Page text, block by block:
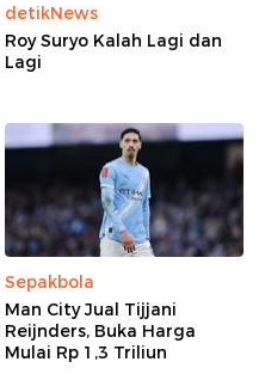
detikNews
Roy Suryo Kalah Lagi dan
Lagi
Sepakbola
Man City Jual Tijjani
Reijnders, Buka Harga
Mulai Rp 1,3 Triliun